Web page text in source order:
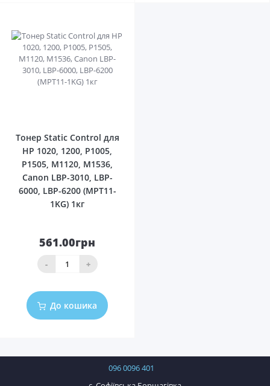
Тонер Static Control для
HP 1020, 1200, P1005,
P1505, M1120, M1536,
Canon LBP-3010, LBP-
6000, LBP-6200 (MPT11-
1KG) 1кг
561.00грн
- +
До кошика
096 0096 401